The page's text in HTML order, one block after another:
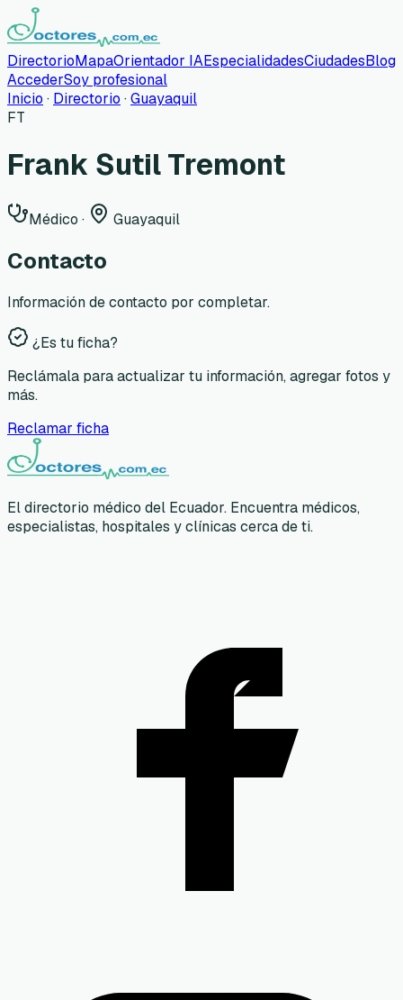
DirectorioMapaOrientador IAEspecialidadesCiudadesBlog
AccederSoy profesional
Inicio · Directorio ·Guayaquil
FT
Frank Sutil Tremont
Médico · Guayaquil
Contacto
Información de contacto por completar.
¿Es tu ficha?
Reclámala para actualizar tu información, agregar fotos y
más.
Reclamar ficha
El directorio médico del Ecuador. Encuentra médicos,
especialistas, hospitales y clínicas cerca de ti.